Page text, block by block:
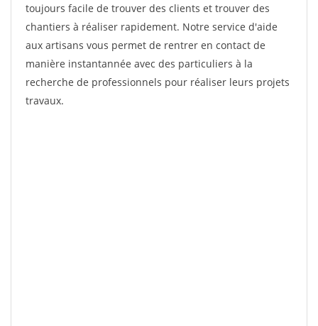
toujours facile de trouver des clients et trouver des
chantiers à réaliser rapidement. Notre service d'aide
aux artisans vous permet de rentrer en contact de
manière instantannée avec des particuliers à la
recherche de professionnels pour réaliser leurs projets
travaux.